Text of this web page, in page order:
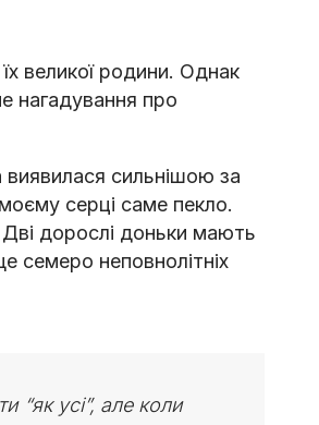
великої родини. Однак
нагадування про
виявилася сильнішою за
серці саме пекло.
дорослі доньки мають
семеро неповнолітніх
усі”, але коли